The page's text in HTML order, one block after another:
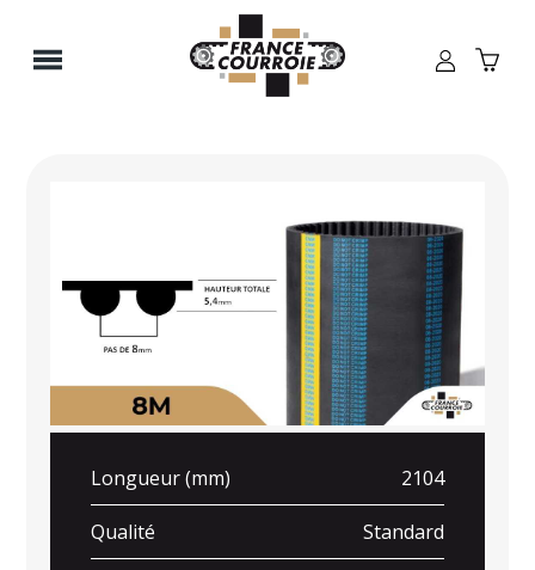
Longueur (mm) 2104
Qualité Standard
Panneau de gestion des cookies